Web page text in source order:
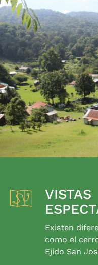
VISTAS
Existen
como el
Ejido San